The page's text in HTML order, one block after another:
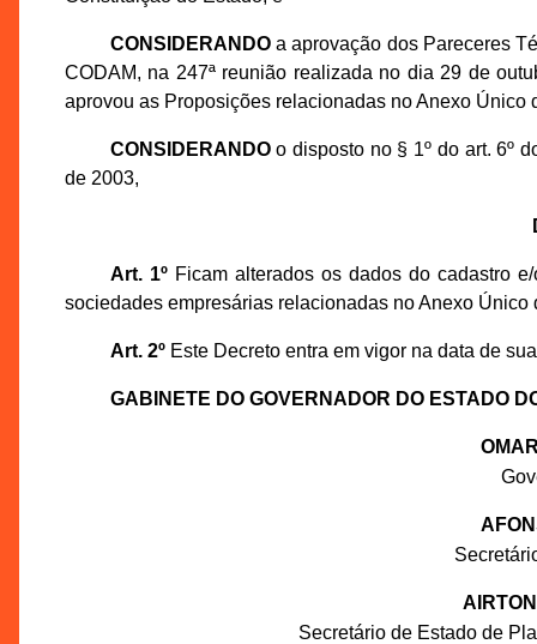
CONSIDERANDOa aprovação dos Pareceres
CODAM, na 247ª reunião realizada no dia 29 de
aprovou as Proposições relacionadas no Anexo Único
CONSIDERANDOo disposto no § 1º do art. 6º
de 2003,
Art. 1ºFicam alterados os dados do cadastro
sociedades empresárias relacionadas no Anexo Único
Art. 2ºEste Decreto entra em vigor na data de
GABINETE DO GOVERNADOR DO ESTADO
Secretário de Estado de